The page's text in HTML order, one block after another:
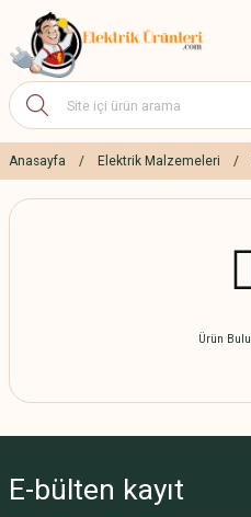
Anasayfa Elektrik Malzemeleri
Ürün
E-bülten kayıt